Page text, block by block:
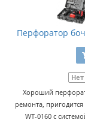
Перфоратор
Хороший
ремонта,
WT-0160 с